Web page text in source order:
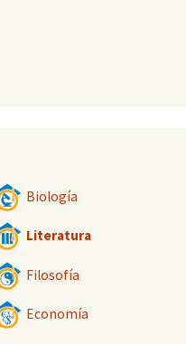
Biología
Literatura
Filosofía
Economía